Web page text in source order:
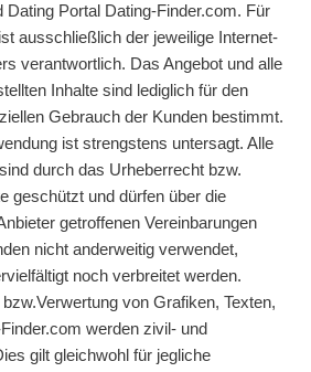
Dating Portal Dating-Finder.com. Für
ausschließlich der jeweilige Internet-
verantwortlich. Das Angebot und alle
Inhalte sind lediglich für den
Gebrauch der Kunden bestimmt.
ist strengstens untersagt. Alle
durch das Urheberrecht bzw.
geschützt und dürfen über die
getroffenen Vereinbarungen
nicht anderweitig verwendet,
noch verbreitet werden.
von Grafiken, Texten,
werden zivil- und
gilt gleichwohl für jegliche